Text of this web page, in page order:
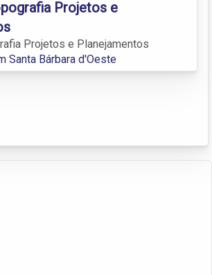
Projetos e
Projetos e Planejamentos
Santa Bárbara d'Oeste